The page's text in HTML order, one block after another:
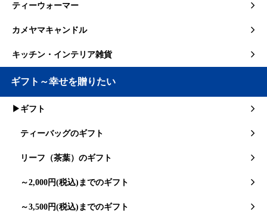
ティーウォーマー
カメヤマキャンドル
キッチン・インテリア雑貨
ギフト～幸せを贈りたい
▶ギフト
ティーバッグのギフト
リーフ（茶葉）のギフト
～2,000円(税込)までのギフト
～3,500円(税込)までのギフト